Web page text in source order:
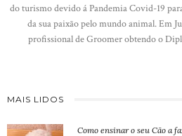
do turismo devido á Pandemia Covid-19
da sua paixão pelo mundo animal. Em
profissional de Groomer obtendo o
MAIS LIDOS
Como ensinar o seu Cão a